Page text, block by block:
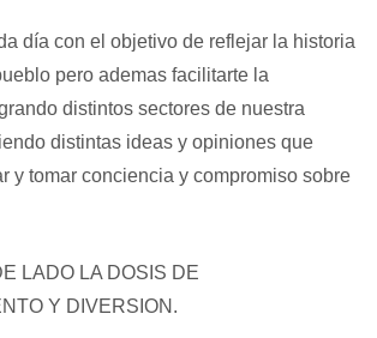
día con el objetivo de reflejar la historia
pero ademas facilitarte la
distintos sectores de nuestra
distintas ideas y opiniones que
y tomar conciencia y compromiso sobre
LADO LA DOSIS DE
Y DIVERSION.